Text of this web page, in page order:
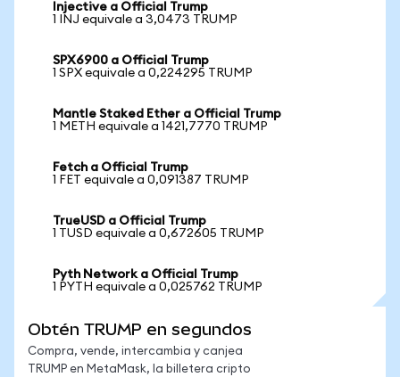
Injective a Official Trump
1 INJ equivale a 3,0473 TRUMP
SPX6900 a Official Trump
1 SPX equivale a 0,224295 TRUMP
Mantle Staked Ether a Official Trump
1 METH equivale a 1421,7770 TRUMP
Fetch a Official Trump
1 FET equivale a 0,091387 TRUMP
TrueUSD a Official Trump
1 TUSD equivale a 0,672605 TRUMP
Pyth Network a Official Trump
1 PYTH equivale a 0,025762 TRUMP
Obtén TRUMP en segundos
Compra, vende, intercambia y canjea
TRUMP en MetaMask, la billetera cripto